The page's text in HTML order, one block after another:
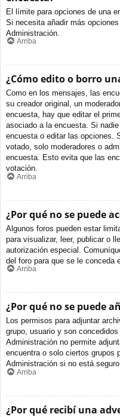
El límite para opciones de una
Si necesita añadir más
Administración.
Arriba
¿Cómo edito o borro
Como en los mensajes, las
su creador original, un
encuesta, hay que editar el
asociado a la encuesta. Si
encuesta o editar las opciones.
votado, solo moderadores o
encuesta. Esto evita que las
votación.
Arriba
¿Por qué no se puede
Algunos foros pueden estar
para visualizar, leer, publicar o
autorización especial.
del foro para que se le conceda
Arriba
¿Por qué no se puede
Los permisos para adjuntar
grupo, usuario y son
Administración no permite
encuentra o solo ciertos grupos
Administración si no está
Arriba
¿Por qué recibí una